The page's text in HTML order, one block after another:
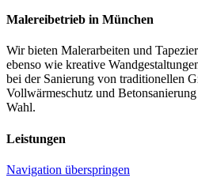
Malereibetrieb in München
Wir bieten Malerarbeiten und
ebenso wie kreative
bei der Sanierung von traditionellen
Vollwärmeschutz und
Wahl.
Leistungen
Navigation überspringen